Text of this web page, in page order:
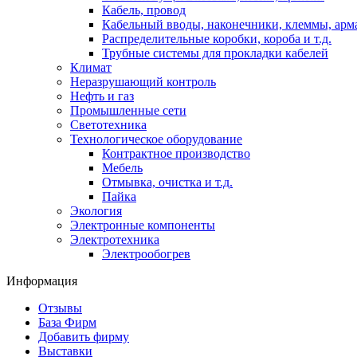
Кабель, провод
Кабельный вводы, наконечники, клеммы,
Распределительные коробки, короба и т.д.
Трубные системы для прокладки кабелей
Климат
Неразрушающий контроль
Нефть и газ
Промышленные сети
Светотехника
Технологическое оборудование
Контрактное производство
Мебель
Отмывка, очистка и т.д.
Пайка
Экология
Электронные компоненты
Электротехника
Электрообогрев
Информация
Отзывы
База Фирм
Добавить фирму
Выставки